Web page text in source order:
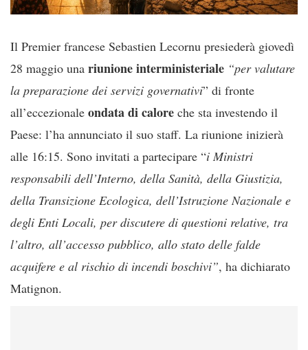
Il Premier francese Sebastien Lecornu presiederà giovedì
28 maggio una riunione interministeriale “per valutare
la preparazione dei servizi governativi” di fronte
all’eccezionale ondata di calore che sta investendo il
Paese: l’ha annunciato il suo staff. La riunione inizierà
alle 16:15. Sono invitati a partecipare “i Ministri
responsabili dell’Interno, della Sanità, della Giustizia,
della Transizione Ecologica, dell’Istruzione Nazionale e
degli Enti Locali, per discutere di questioni relative, tra
l’altro, all’accesso pubblico, allo stato delle falde
acquifere e al rischio di incendi boschivi”, ha dichiarato
Matignon.